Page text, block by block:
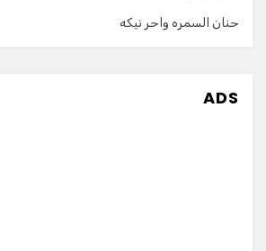
حنان السمره واحر نيكه
ADS